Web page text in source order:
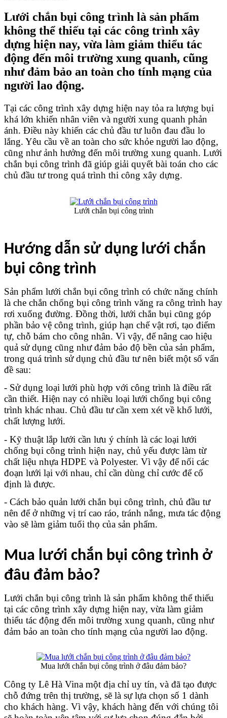
Lưới chắn bụi công trình là sản phẩm
không thể thiếu tại các công trình xây
dựng hiện nay, vừa làm giảm thiểu tác
động đến môi trường xung quanh, cũng
như đảm bảo an toàn cho tính mạng của
người lao động.
Tại các công trình xây dựng hiện nay tỏa ra lượng bụi
khá lớn khiến nhân viên và người xung quanh phản
ánh. Điều này khiến các chủ đầu tư luôn đau đầu lo
lắng. Yêu cầu về an toàn cho sức khỏe người lao động,
cũng như ảnh hưởng đến môi trường xung quanh. Lưới
chắn bụi công trình đã giúp giải quyết bài toán cho các
chủ đầu tư trong quá trình thi công xây dựng.
Lưới chắn bụi công trình
Hướng dẫn sử dụng lưới chắn
bụi công trình
Sản phẩm lưới chắn bụi công trình có chức năng chính
là che chắn chống bụi công trình văng ra công trình hay
rơi xuống đường. Đồng thời, lưới chắn bụi cũng góp
phần bảo vệ công trình, giúp hạn chế vật rơi, tạo điểm
tự, chỗ bám cho công nhân. Vì vậy, để nâng cao hiệu
quả sử dụng cũng như đảm bảo độ bền của sản phẩm,
trong quá trình sử dụng chủ đầu tư nên biết một số vấn
đề sau:
- Sử dụng loại lưới phù hợp với công trình là điều rất
cần thiết. Hiện nay có nhiều loại lưới chống bụi công
trình khác nhau. Chủ đầu tư cần xem xét về khổ lưới,
chất lượng lưới.
- Kỹ thuật lắp lưới cần lưu ý chính là các loại lưới
chống bụi công trình hiện nay, chủ yếu được làm từ
chất liệu nhựa HDPE và Polyester. Vì vậy để nối các
đoạn lưới lại với nhau, chỉ cần dùng chỉ cước để cố
định là được.
- Cách bảo quản lưới chắn bụi công trình, chủ đầu tư
nên để ở những vị trí cao ráo, tránh nắng, mưa tác động
vào sẽ làm giảm tuổi thọ của sản phẩm.
Mua lưới chắn bụi công trình ở
đâu đảm bảo?
Lưới chắn bụi công trình là sản phẩm không thể thiếu
tại các công trình xây dựng hiện nay, vừa làm giảm
thiểu tác động đến môi trường xung quanh, cũng như
đảm bảo an toàn cho tính mạng của người lao động.
Mua lưới chắn bụi công trình ở đâu đảm bảo?
Công ty Lê Hà Vina một địa chỉ uy tín, và đã tạo được
chỗ đứng trên thị trường, sẽ là sự lựa chọn số 1 dành
cho khách hàng. Vì vậy, khách hàng đến với chúng tôi